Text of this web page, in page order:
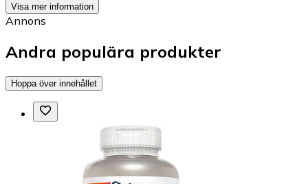
Visa mer information
Annons
Andra populära produkter
Hoppa över innehållet